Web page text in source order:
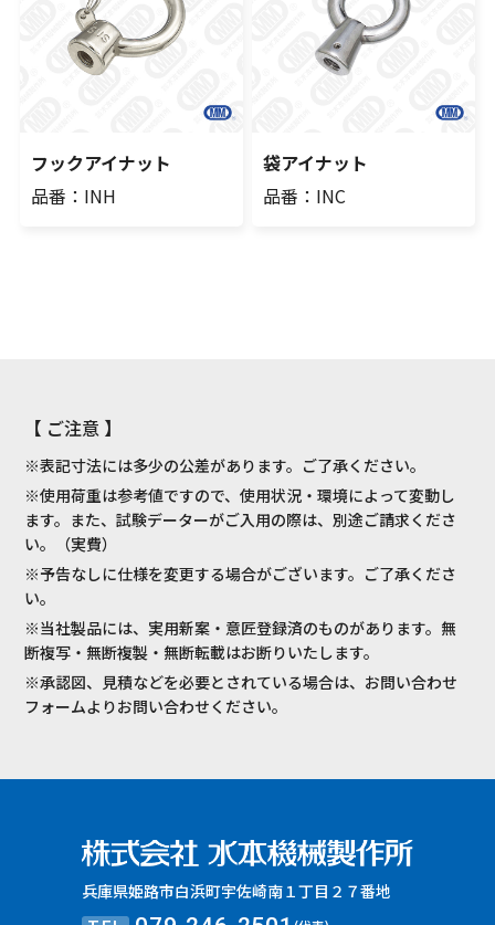
フックアイナット
品番：INH
袋アイナット
品番：INC
【 ご注意 】
※表記寸法には多少の公差があります。ご了承ください。
※使用荷重は参考値ですので、使用状況・環境によって変動し
ます。また、試験データーがご入用の際は、別途ご請求くださ
い。（実費）
※予告なしに仕様を変更する場合がございます。ご了承くださ
い。
※当社製品には、実用新案・意匠登録済のものがあります。無
断複写・無断複製・無断転載はお断りいたします。
※承認図、見積などを必要とされている場合は、お問い合わせ
フォームよりお問い合わせください。
兵庫県姫路市白浜町宇佐崎南１丁目２７番地